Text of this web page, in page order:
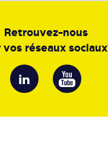
Retrouvez-nous
vos réseaux sociaux